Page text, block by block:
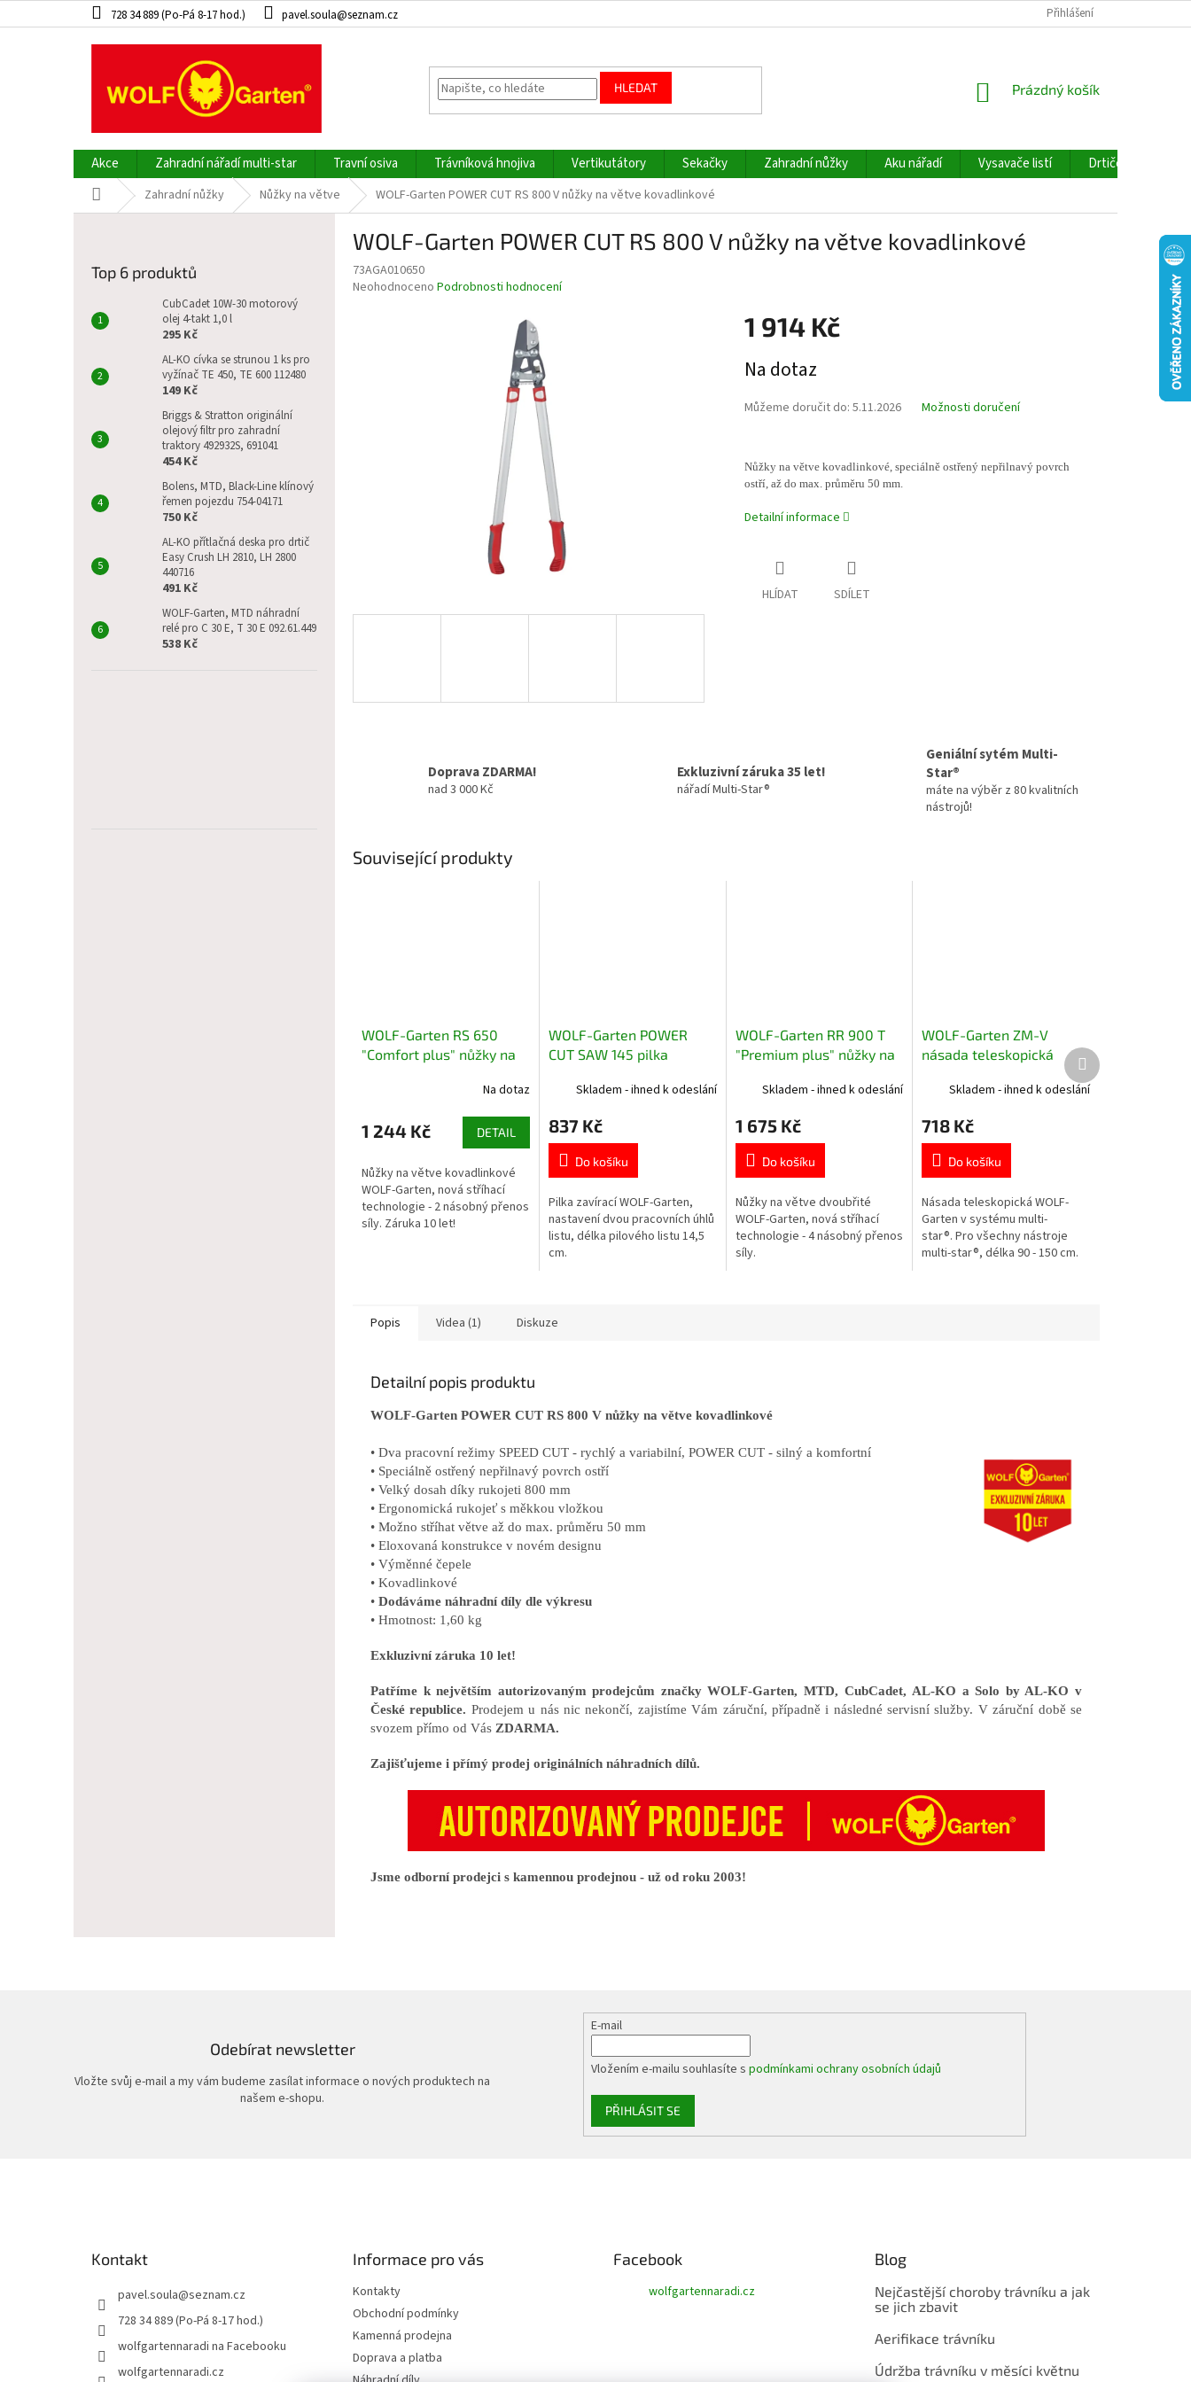
na
728 34 889 (Po-Pá 8-17 hod.) pavel.soula@seznam.cz Přihlášení
HLEDAT
NÁKUPNÍ
Prázdný košík
Akce Zahradní nářadí multi-star Travní osiva Trávníková hnojiva Vertikutátory Sekačky Zahradní nůžky Aku nářadí Vysavače listí Drtiče větví
Domů Zahradní nůžky Nůžky na větve WOLF-Garten POWER CUT RS 800 V nůžky na větve kovadlinkové
Top 6 produktů
CubCadet 10W-30 motorový
olej 4-takt 1,0 l
295 Kč
AL-KO cívka se strunou 1 ks pro
vyžínač TE 450, TE 600 112480
149 Kč
Briggs & Stratton originální
olejový filtr pro zahradní
traktory 492932S, 691041
454 Kč
Bolens, MTD, Black-Line klínový
řemen pojezdu 754-04171
750 Kč
AL-KO přítlačná deska pro drtič
Easy Crush LH 2810, LH 2800
440716
491 Kč
WOLF-Garten, MTD náhradní
relé pro C 30 E, T 30 E 092.61.449
538 Kč
WOLF-Garten POWER CUT RS 800 V nůžky na větve kovadlinkové
73AGA010650
Průměrné
Neohodnoceno Podrobnosti hodnocení
1 914 Kč
cena:
Na dotaz
Můžeme doručit do: 5.11.2026 Možnosti doručení
Nůžky na větve kovadlinkové, speciálně ostřený nepřilnavý povrch
ostří, až do max. průměru 50 mm.
Detailní informace
HLÍDAT SDÍLET
Doprava ZDARMA!
nad 3 000 Kč
Exkluzivní záruka 35 let!
nářadí Multi-Star®
Geniální sytém Multi-
Star®
máte na výběr z 80 kvalitních
nástrojů!
Související produkty
WOLF-Garten RS 650
"Comfort plus" nůžky na
Na dotaz
1 244 Kč DETAIL
Nůžky na větve kovadlinkové
WOLF-Garten, nová stříhací
technologie - 2 násobný přenos
síly. Záruka 10 let!
WOLF-Garten POWER
CUT SAW 145 pilka
Skladem - ihned k odeslání
837 Kč
Do košíku
Pilka zavírací WOLF-Garten,
nastavení dvou pracovních úhlů
listu, délka pilového listu 14,5
cm.
WOLF-Garten RR 900 T
"Premium plus" nůžky na
Skladem - ihned k odeslání
1 675 Kč
Do košíku
Nůžky na větve dvoubřité
WOLF-Garten, nová stříhací
technologie - 4 násobný přenos
síly.
WOLF-Garten ZM-V
násada teleskopická
Skladem - ihned k odeslání
718 Kč
Do košíku
Násada teleskopická WOLF-
Garten v systému multi-
star®. Pro všechny nástroje
multi-star®, délka 90 - 150 cm.
Další
produkt
Popis Videa (1) Diskuze
Detailní popis produktu
WOLF-Garten POWER CUT RS 800 V nůžky na větve kovadlinkové
• Dva pracovní režimy SPEED CUT - rychlý a variabilní, POWER CUT - silný a komfortní
• Speciálně ostřený nepřilnavý povrch ostří
• Velký dosah díky rukojeti 800 mm
• Ergonomická rukojeť s měkkou vložkou
• Možno stříhat větve až do max. průměru 50 mm
• Eloxovaná konstrukce v novém designu
• Výměnné čepele
• Kovadlinkové
• Dodáváme náhradní díly dle výkresu
• Hmotnost: 1,60 kg
Exkluzivní záruka 10 let!
Patříme k největším autorizovaným prodejcům značky WOLF-Garten, MTD, CubCadet, AL-KO a Solo by AL-KO v
České republice. Prodejem u nás nic nekončí, zajistíme Vám záruční, případně i následné servisní služby. V záruční době se
svozem přímo od Vás ZDARMA.
Zajišťujeme i přímý prodej originálních náhradních dílů.
Jsme odborní prodejci s kamennou prodejnou - už od roku 2003!
Odebírat newsletter
Vložte svůj e-mail a my vám budeme zasílat informace o nových produktech na
našem e-shopu.
E-mail
Vložením e-mailu souhlasíte spodmínkami ochrany osobních údajů
PŘIHLÁSIT SE
Kontakt
pavel.soula@seznam.cz
728 34 889 (Po-Pá 8-17 hod.)
wolfgartennaradi na Facebooku
wolfgartennaradi.cz
Informace pro vás
Kontakty
Obchodní podmínky
Kamenná prodejna
Doprava a platba
Facebook
wolfgartennaradi.cz
Blog
Nejčastější choroby trávníku a jak
se jich zbavit
Aerifikace trávníku
Údržba trávníku v měsíci květnu